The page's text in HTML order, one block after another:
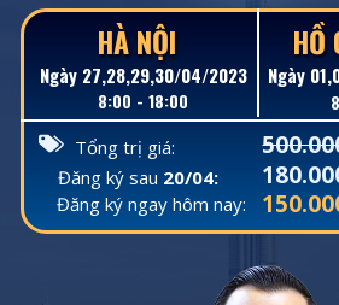
HÀ NỘI HỒ
Ngày 27,28,29,30/04/2023 Ngày
8:00 - 18:00
Tổng trị giá:
Đăng ký sau 20/04:
Đăng ký ngay hôm nay: